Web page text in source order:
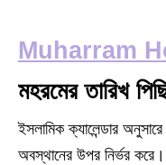
Muharram
মহরমের তারিখ
ইসলামিক ক্যালেন্ডার অনুসারে
অবস্থানের উপর নির্ভর